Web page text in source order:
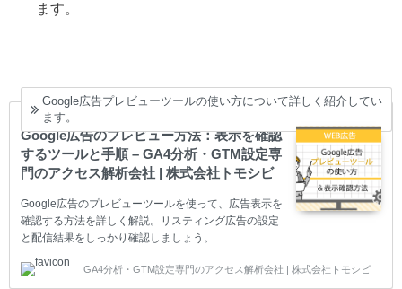
ます。
Google広告プレビューツールの使い方について詳しく紹介してい
ます。
Google広告のプレビュー方法：表示を確認
するツールと手順 – GA4分析・GTM設定専
門のアクセス解析会社 | 株式会社トモシビ
Google広告のプレビューツールを使って、広告表示を
確認する方法を詳しく解説。リスティング広告の設定
と配信結果をしっかり確認しましょう。
GA4分析・GTM設定専門のアクセス解析会社 | 株式会社トモシビ